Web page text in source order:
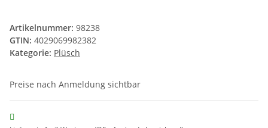
Artikelnummer: 98238
GTIN: 4029069982382
Kategorie: Plüsch
Preise nach Anmeldung sichtbar